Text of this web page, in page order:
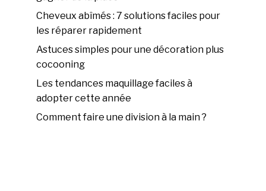
Cheveux abîmés : 7 solutions faciles pour
les réparer rapidement
Astuces simples pour une décoration plus
cocooning
Les tendances maquillage faciles à
adopter cette année
Comment faire une division à la main ?